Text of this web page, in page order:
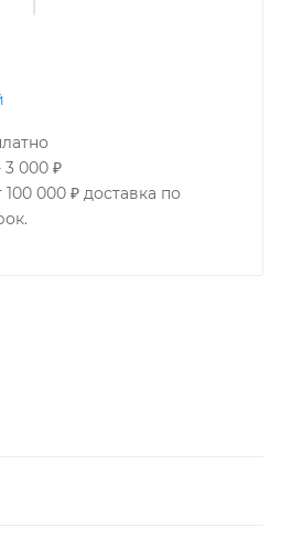
3 000 ₽
000 ₽ доставка по